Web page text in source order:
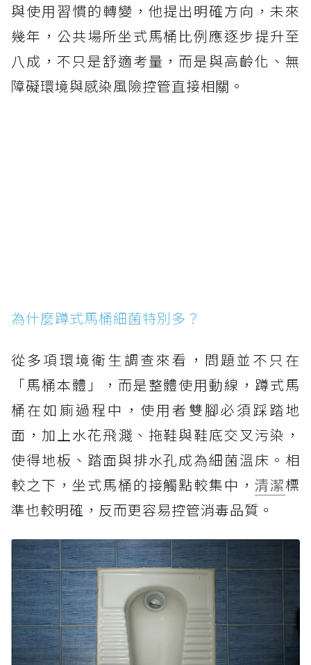
與使用習慣的轉變，他提出明確方向，未來
幾年，公共場所坐式馬桶比例應逐步提升至
八成，不只是舒適考量，而是與高齡化、無
障礙環境與感染風險控管直接相關。
為什麼蹲式馬桶細菌特別多？
從多項環境衛生調查來看，問題並不只在
「馬桶本體」，而是整體使用動線，蹲式馬
桶在如廁過程中，使用者雙腳必須踩踏地
面，加上水花飛濺、拖鞋與鞋底交叉污染，
使得地板、踏面與排水孔成為細菌溫床。相
較之下，坐式馬桶的接觸點較集中，清潔標
準也較明確，反而更容易控管消毒品質。